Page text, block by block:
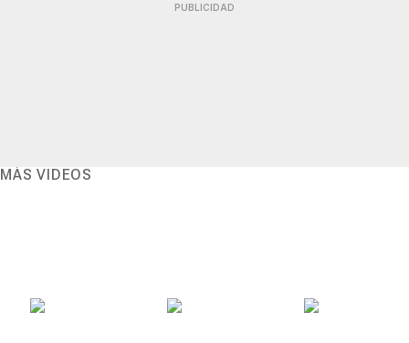
PUBLICIDAD
MÁS VIDEOS